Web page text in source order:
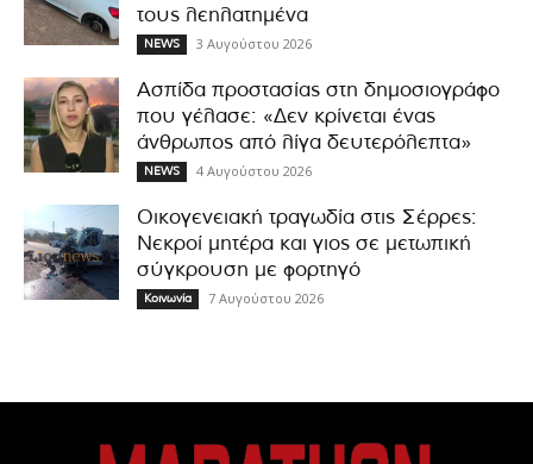
τους λεηλατημένα
NEWS 3 Αυγούστου 2026
Ασπίδα προστασίας στη δημοσιογράφο
που γέλασε: «Δεν κρίνεται ένας
άνθρωπος από λίγα δευτερόλεπτα»
NEWS 4 Αυγούστου 2026
Οικογενειακή τραγωδία στις Σέρρες:
Νεκροί μητέρα και γιος σε μετωπική
σύγκρουση με φορτηγό
Κοινωνία 7 Αυγούστου 2026